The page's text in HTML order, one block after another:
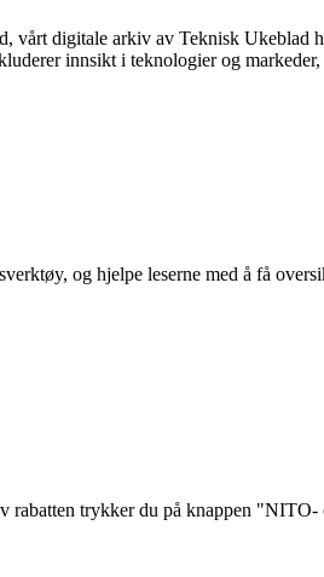
digitale arkiv av Teknisk Ukeblad
innsikt i teknologier og markeder,
og hjelpe leserne med å få
rabatten trykker du på knappen